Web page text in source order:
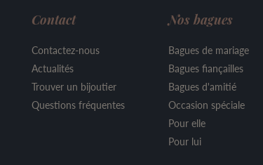
Contact
Contactez-nous
Actualités
Trouver un bijoutier
Questions fréquentes
Nos bagues
Bagues de mariage
Bagues fiançailles
Bagues d'amitié
Occasion spéciale
Pour elle
Pour lui